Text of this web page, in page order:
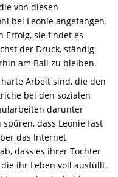
von diesen
bei Leonie angefangen.
Erfolg, sie findet es
der Druck, ständig
am Ball zu bleiben.
Arbeit sind, die den
bei den sozialen
darunter
dass Leonie fast
das Internet
dass es ihrer Tochter
ihr Leben voll ausfüllt.